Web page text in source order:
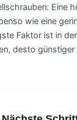
Eine
wie eine
Faktor ist in
desto